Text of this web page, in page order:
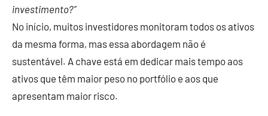
investimento?”
No início, muitos investidores monitoram todos os ativos
da mesma forma, mas essa abordagem não é
sustentável. A chave está em dedicar mais tempo aos
ativos que têm maior peso no portfólio e aos que
apresentam maior risco.